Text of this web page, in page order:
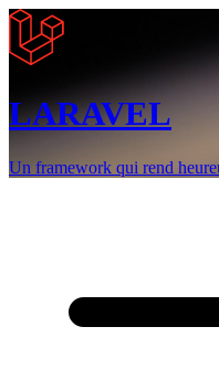
LARAVEL
Un framework qui rend